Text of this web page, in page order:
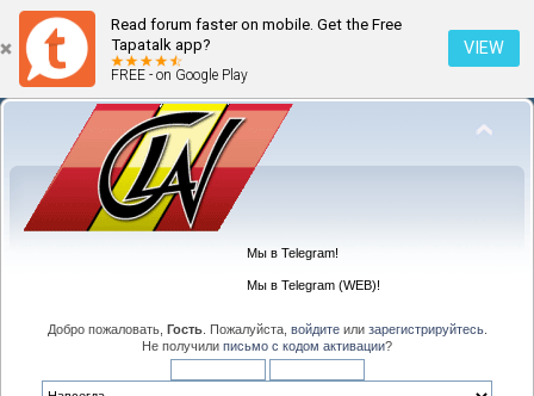
Read forum faster on mobile. Get the Free
Tapatalk app?
FREE - on Google Play
VIEW
Мы в Telegram!
Мы в Telegram (WEB)!
Добро пожаловать, Гость. Пожалуйста, войдитеили зарегистрируйтесь.
Не получили письмо с кодом активации?